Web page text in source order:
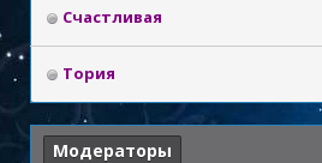
Счастливая
Тория
Модераторы